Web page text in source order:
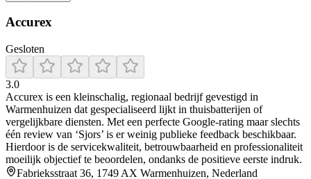
Accurex
Gesloten
3.0
Accurex is een kleinschalig, regionaal bedrijf gevestigd in
Warmenhuizen dat gespecialiseerd lijkt in thuisbatterijen of
vergelijkbare diensten. Met een perfecte Google-rating maar slechts
één review van ‘Sjors’ is er weinig publieke feedback beschikbaar.
Hierdoor is de servicekwaliteit, betrouwbaarheid en professionaliteit
moeilijk objectief te beoordelen, ondanks de positieve eerste indruk.
Fabrieksstraat 36, 1749 AX Warmenhuizen, Nederland